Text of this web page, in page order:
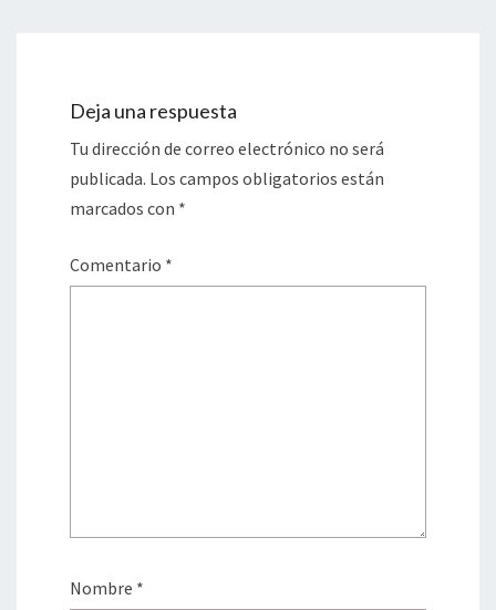
Deja una respuesta
Tu dirección de correo electrónico no será
publicada. Los campos obligatorios están
marcados con *
Comentario *
Nombre *